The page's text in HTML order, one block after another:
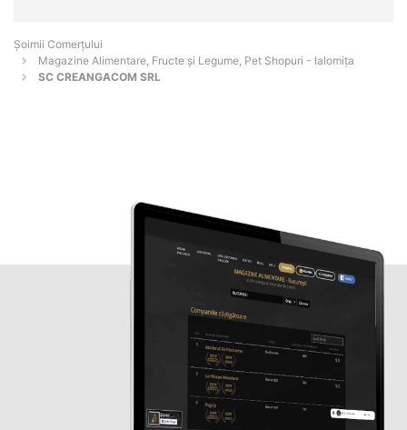
Șoimii Comerțului
Magazine Alimentare, Fructe și Legume, Pet Shopuri - Ialomiţa
SC CREANGACOM SRL